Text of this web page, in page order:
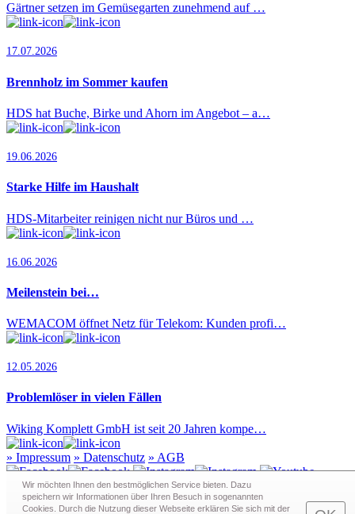
Gärtner setzen im Gemüsegarten zunehmend auf …
17.07.2026
Brennholz im Sommer kaufen
HDS hat Buche, Birke und Ahorn im Angebot – a…
19.06.2026
Starke Hilfe im Haushalt
HDS-Mitarbeiter reinigen nicht nur Büros und …
16.06.2026
Meilenstein bei…
WEMACOM öffnet Netz für Telekom: Kunden profi…
12.05.2026
Problemlöser in vielen Fällen
Wiking Komplett GmbH ist seit 20 Jahren kompe…
» Impressum » Datenschutz » AGB
Wir möchten Ihnen den bestmöglichen Service bieten. Dazu
speichern wir Informationen über Ihren Besuch in sogenann­ten
Cookies. Durch die Nutzung dieser Webseite erklären Sie sich mit der